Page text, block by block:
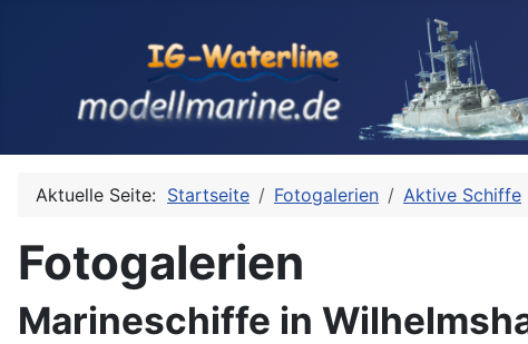
Aktuelle Seite: Startseite Fotogalerien Aktive Schiffe
Fotogalerien
Marineschiffe in